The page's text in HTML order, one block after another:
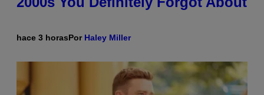
hace 3 horasPor Haley Miller